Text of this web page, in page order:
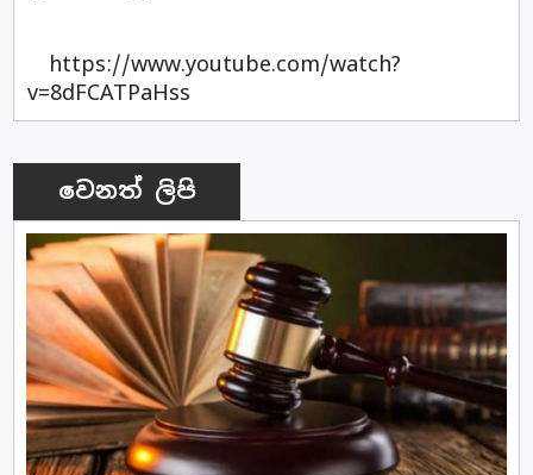
https://www.youtube.com/watch?
v=8dFCATPaHss
වෙනත් ලිපි